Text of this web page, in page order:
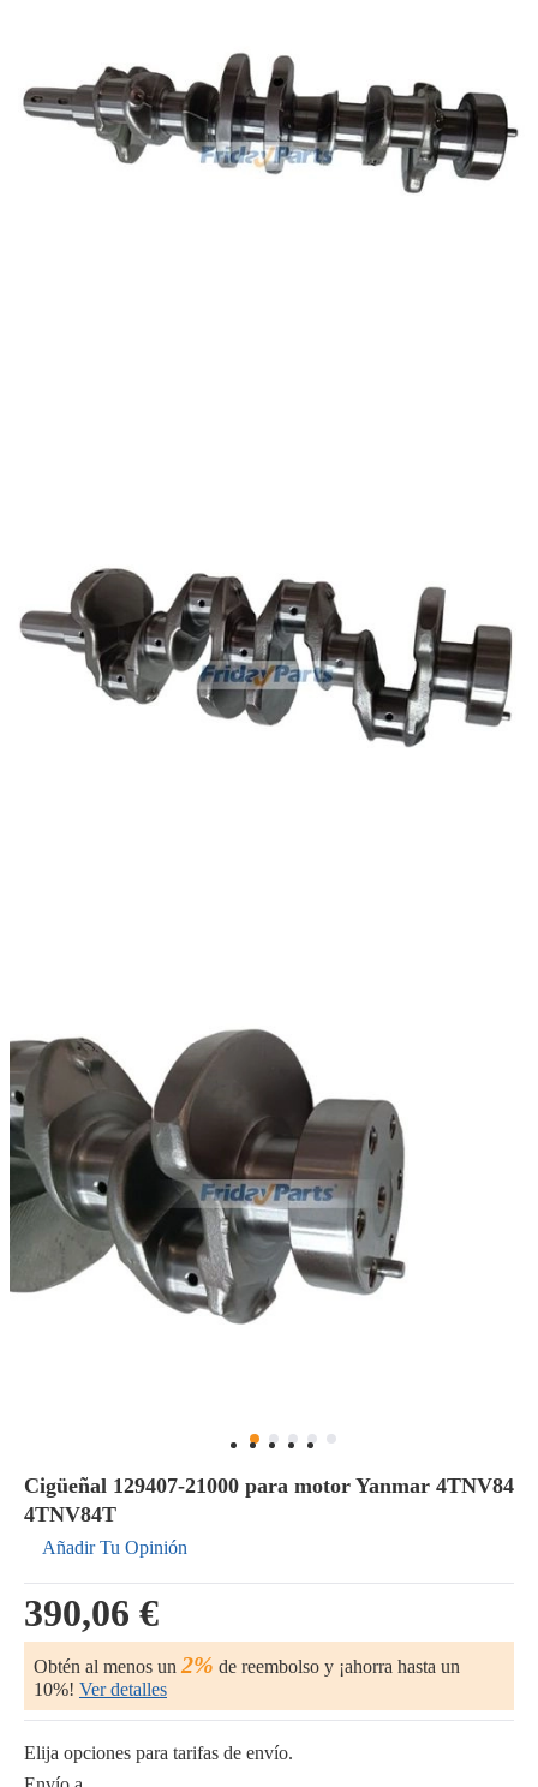
Cigüeñal 129407-21000 para motor Yanmar 4TNV84
4TNV84T
Añadir Tu Opinión
390,06 €
Obtén al menos un 2% de reembolso y ¡ahorra hasta un
10%! Ver detalles
Elija opciones para tarifas de envío.